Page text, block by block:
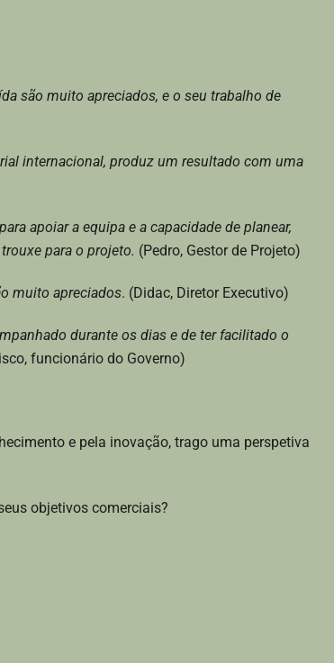
são muito apreciados, e o seu trabalho de
internacional, produz um resultado com uma
apoiar a equipa e a capacidade de planear,
para o projeto. (Pedro, Gestor de Projeto)
muito apreciados. (Didac, Diretor Executivo)
durante os dias e de ter facilitado o
funcionário do Governo)
e pela inovação, trago uma perspetiva
objetivos comerciais?